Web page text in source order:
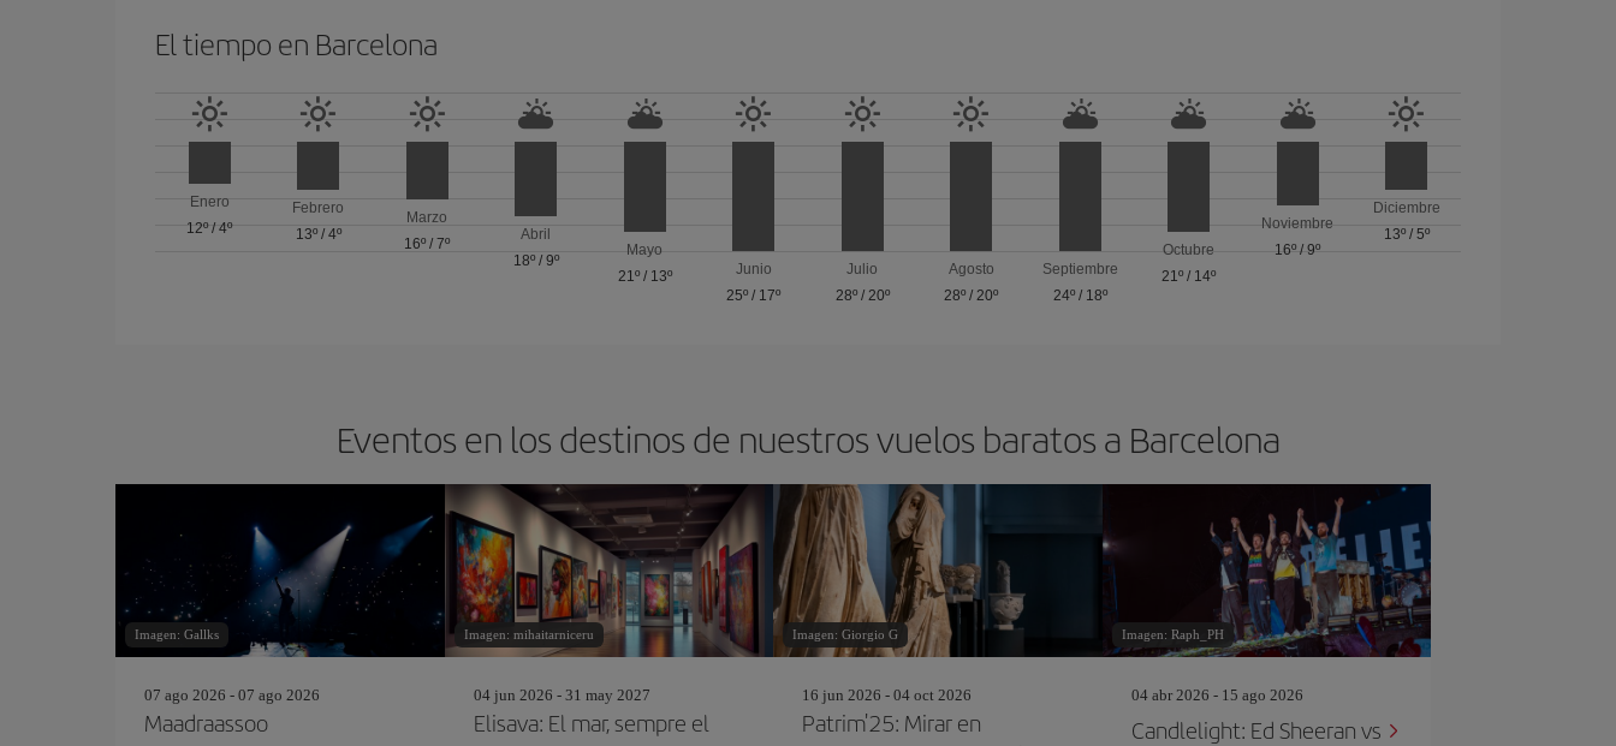
El tiempo en Barcelona
Enero
12º/4º
Febrero
13º/ 4º
Marzo
16º /7º
Abril
18º/ 9º
Mayo
21º/ 13º
Junio
25º / 17º
Julio
28º/ 20º
Agosto
28º /20º
Septiembre
24º/ 18º
Octubre
21º / 14º
Noviembre
16º /9º
Diciembre
13º/ 5º
Eventos en los destinos de nuestros vuelos baratos a Barcelona
Imagen: Gallks
07 ago 2026 - 07 ago 2026
Maadraassoo
Imagen: mihaitarniceru
04 jun 2026 - 31 may 2027
Elisava: El mar, sempre el
Imagen: Giorgio G
16 jun 2026 - 04 oct 2026
Patrim'25: Mirar en
Imagen: Raph_PH
04 abr 2026 - 15 ago 2026
Candlelight: Ed Sheeran vs